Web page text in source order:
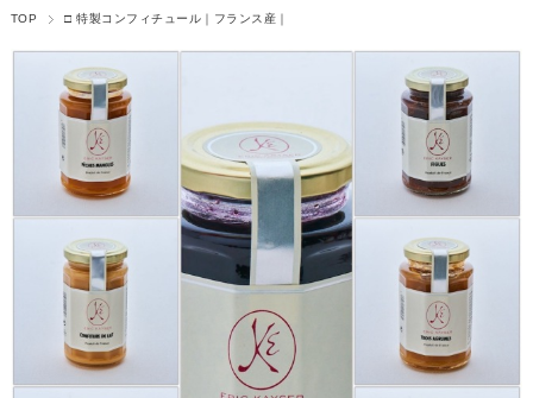
TOP □ 特製コンフィチュール｜フランス産｜